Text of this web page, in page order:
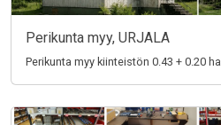
Perikunta myy, URJALA
Perikunta myy kiinteistön 0.43 + 0.20 ha